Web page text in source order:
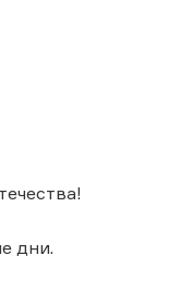
дни.